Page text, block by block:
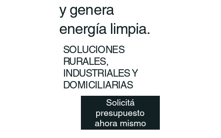
y genera
energía limpia.
SOLUCIONES
RURALES,
INDUSTRIALES Y
DOMICILIARIAS
Solicitá
presupuesto
ahora mismo